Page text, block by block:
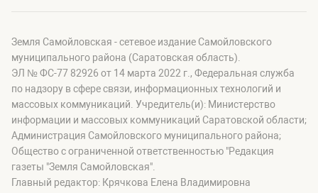
Земля Самойловская - сетевое издание Самойловского
муниципального района (Саратовская область).
ЭЛ № ФС-77 82926 от 14 марта 2022 г., Федеральная служба
по надзору в сфере связи, информационных технологий и
массовых коммуникаций. Учредитель(и): Министерство
информации и массовых коммуникаций Саратовской области;
Администрация Самойловского муниципального района;
Общество с ограниченной ответственностью "Редакция
газеты "Земля Самойловская".
Главный редактор: Крячкова Елена Владимировна